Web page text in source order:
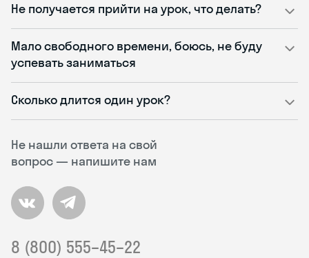
Не нашли ответа на свой
вопрос — напишите нам
8 (800) 555–45–22
Не получается прийти на урок, что делать?
Мало свободного времени, боюсь, не буду
успевать заниматься
Сколько длится один урок?